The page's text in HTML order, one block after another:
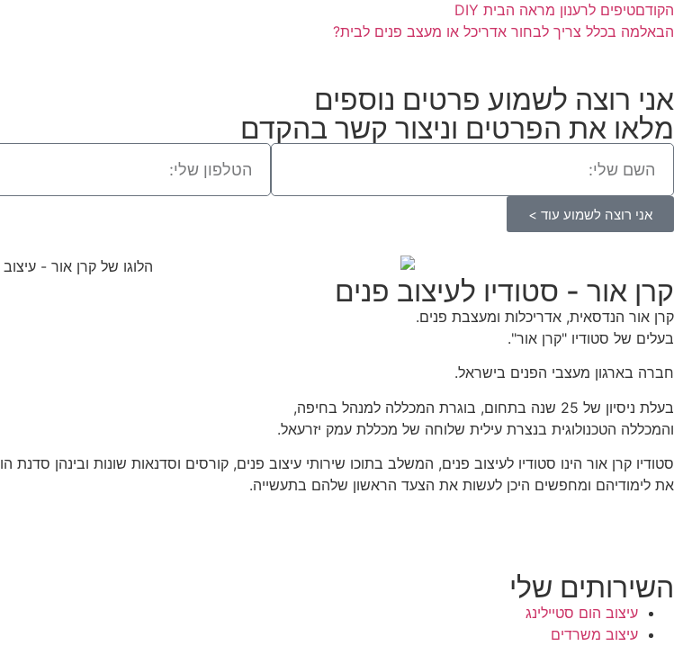
הקודםטיפים לרענון מראה הבית DIY
הבאלמה בכלל צריך לבחור אדריכל או מעצב פנים לבית?
אני רוצה לשמוע פרטים נוספים
מלאו את הפרטים וניצור קשר בהקדם
אני רוצה לשמוע עוד >
קרן אור - סטודיו לעיצוב פנים
קרן אור הנדסאית, אדריכלות ומעצבת פנים.
בעלים של סטודיו "קרן אור".
חברה בארגון מעצבי הפנים בישראל.
בעלת ניסיון של 25 שנה בתחום, בוגרת המכללה למנהל בחיפה,
והמכללה הטכנולוגית בנצרת עילית שלוחה של מכללת עמק יזרעאל.
סטודיו קרן אור הינו סטודיו לעיצוב פנים, המשלב בתוכו שירותי עיצוב פנים, קורסים וסדנאות שונות ובינהן
את לימודיהם ומחפשים היכן לעשות את הצעד הראשון שלהם בתעשייה.
השירותים שלי
עיצוב הום סטיילינג
עיצוב משרדים